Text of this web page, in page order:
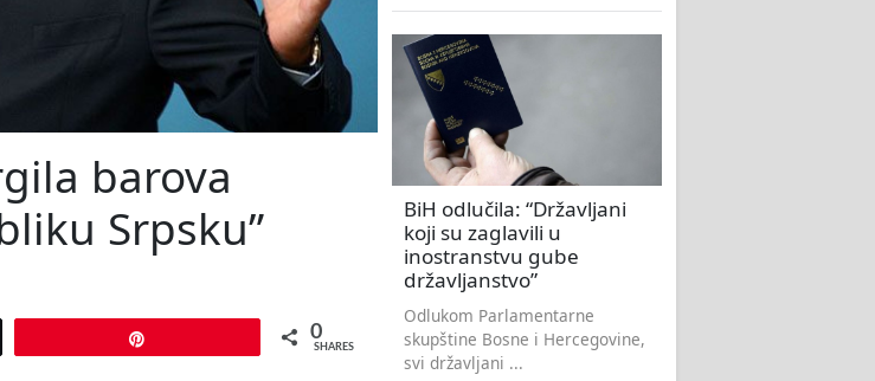
barova
Srpsku”
0
SHARES
BiH odlučila: “Državljani
koji su zaglavili u
inostranstvu gube
državljanstvo”
Odlukom Parlamentarne
skupštine Bosne i Hercegovine,
svi državljani ...